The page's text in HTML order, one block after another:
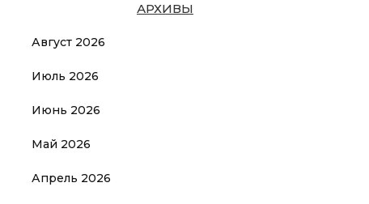
АРХИВЫ
Август 2026
Июль 2026
Июнь 2026
Май 2026
Апрель 2026